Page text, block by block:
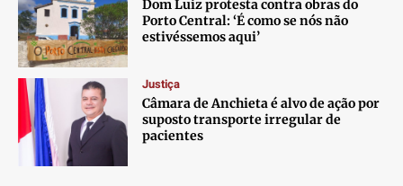
Dom Luiz protesta contra obras do
Porto Central: ‘É como se nós não
estivéssemos aqui’
Justiça
Câmara de Anchieta é alvo de ação por
suposto transporte irregular de
pacientes